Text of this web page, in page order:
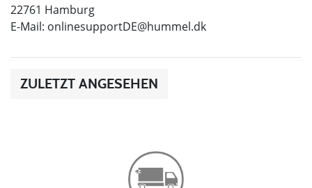
22761 Hamburg
E-Mail: onlinesupportDE@hummel.dk
ZULETZT ANGESEHEN